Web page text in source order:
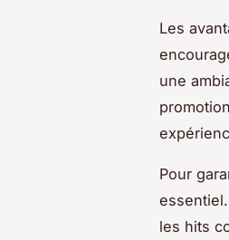
Les
une
Pour
les hits